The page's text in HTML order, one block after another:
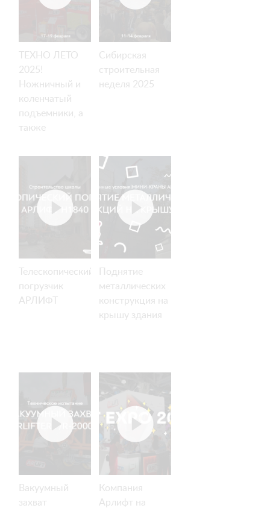
ТЕХНО ЛЕТО
2025!
Ножничный и
коленчатый
подъемники, а
также
захваты!
Сибирская
строительная
неделя 2025
Телескопический
погрузчик
АРЛИФТ
Поднятие
металлических
конструкция на
крышу здания
Вакуумный
захват
Компания
Арлифт на